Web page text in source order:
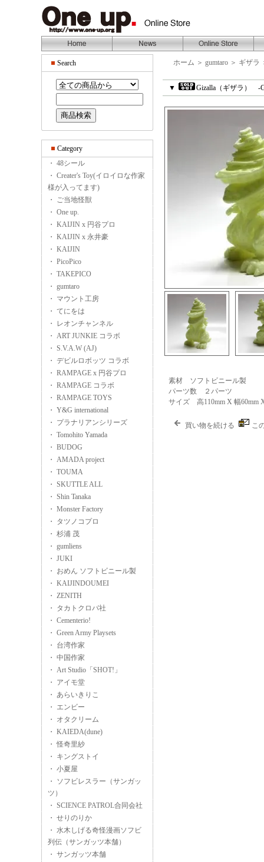
Search
Category
・ 48シール
・ Creater's Toy(イロイロな作家
様が入ってます)
・ ご当地怪獣
・ One up.
・ KAIJIN x 円谷プロ
・ KAIJIN x 永井豪
・ KAIJIN
・ PicoPico
・ TAKEPICO
・ gumtaro
・ マウント工房
・ てにをは
・ レオンチャンネル
・ ART JUNKIE コラボ
・ S.V.A.W (AJ)
・ デビルロボッツ コラボ
・ RAMPAGE x 円谷プロ
・ RAMPAGE コラボ
・ RAMPAGE TOYS
・ Y&G international
・ プラナリアンシリーズ
・ Tomohito Yamada
・ BUDOG
・ AMADA project
・ TOUMA
・ SKUTTLE ALL
・ Shin Tanaka
・ Monster Factory
・ タツノコプロ
・ 杉浦 茂
・ gumliens
・ JUKI
・ おめん ソフトビニール製
・ KAIJINDOUMEI
・ ZENITH
・ タカトクロバ社
・ Cementerio!
・ Green Army Playsets
・ 台湾作家
・ 中国作家
・ Art Studio「SHOT!」
・ アイモ堂
・ あらいきりこ
・ エンビー
・ オタクリーム
・ KAIEDA(dune)
・ 怪奇里紗
・ キングストイ
・ 小夏屋
・ ソフビレスラー（サンガッ
ツ）
・ SCIENCE PATROL合同会社
・ せりのりか
・ 水木しげる奇怪漫画ソフビ
列伝（サンガッツ本舗）
・ サンガッツ本舗
ホーム ＞ gumtaro ＞ ギザラ
▼ Gizalla（ギザラ） -
素材 ソフトビニール製
パーツ数 ２パーツ
サイズ 高110mm X 幅60mm
買い物を続ける こ